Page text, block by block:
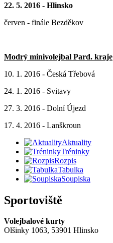
22. 5. 2016 - Hlinsko
červen - finále Bezděkov
Modrý minivolejbal Pard. kraje
10. 1. 2016 - Česká Třebová
24. 1. 2016 - Svitavy
27. 3. 2016 - Dolní Újezd
17. 4. 2016 - Lanškroun
Aktuality
Tréninky
Rozpis
Tabulka
Soupiska
Sportoviště
Volejbalové kurty
Olšinky 1063, 53901 Hlinsko